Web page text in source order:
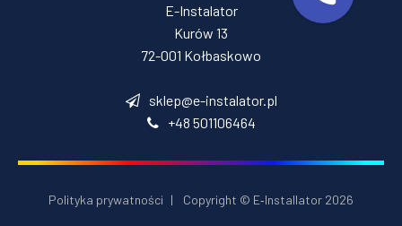
E-Instalator
Kurów 13
72-001 Kołbaskowo
sklep@e-instalator.pl
+48 501106464
Polityka prywatności | Copyright © E‑Installator 2026